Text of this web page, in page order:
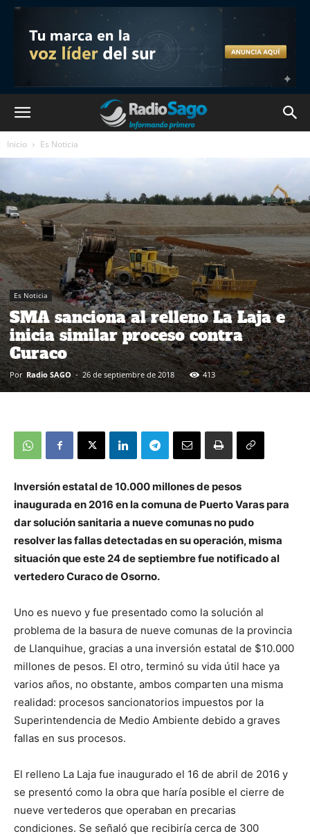
Inicio Es Noticia
Es Noticia
SMA sanciona al relleno La Laja e
inicia similar proceso contra
Curaco
Por Radio SAGO - 26 de septiembre de 2018 413
Inversión estatal de 10.000 millones de pesos
inaugurada en 2016 en la comuna de Puerto Varas para
dar solución sanitaria a nueve comunas no pudo
resolver las fallas detectadas en su operación, misma
situación que este 24 de septiembre fue notificado al
vertedero Curaco de Osorno.
Uno es nuevo y fue presentado como la solución al
problema de la basura de nueve comunas de la provincia
de Llanquihue, gracias a una inversión estatal de $10.000
millones de pesos. El otro, terminó su vida útil hace ya
varios años, no obstante, ambos comparten una misma
realidad: procesos sancionatorios impuestos por la
Superintendencia de Medio Ambiente debido a graves
fallas en sus procesos.
El relleno La Laja fue inaugurado el 16 de abril de 2016 y
se presentó como la obra que haría posible el cierre de
nueve vertederos que operaban en precarias
condiciones. Se señaló que recibiría cerca de 300